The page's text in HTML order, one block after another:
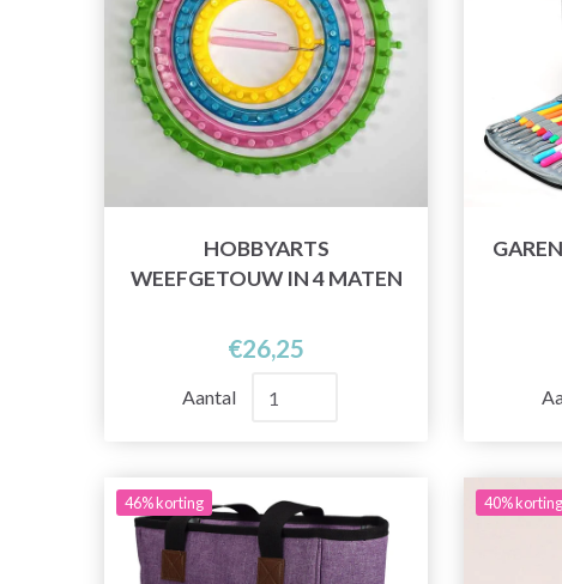
HOBBYARTS
WEEFGETOUW IN 4 MATEN
€26,25
Aantal
46% korting 40% korting